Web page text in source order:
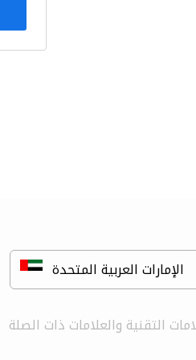
التقنية والعلامات ذات الصلة